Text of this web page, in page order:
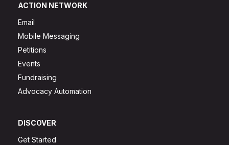
ACTION NETWORK
Email
Mobile Messaging
Petitions
Events
Fundraising
Advocacy Automation
DISCOVER
Get Started